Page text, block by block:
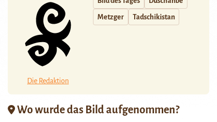
Die Redaktion
Metzger Tadschikistan
Wo wurde das Bild aufgenommen?